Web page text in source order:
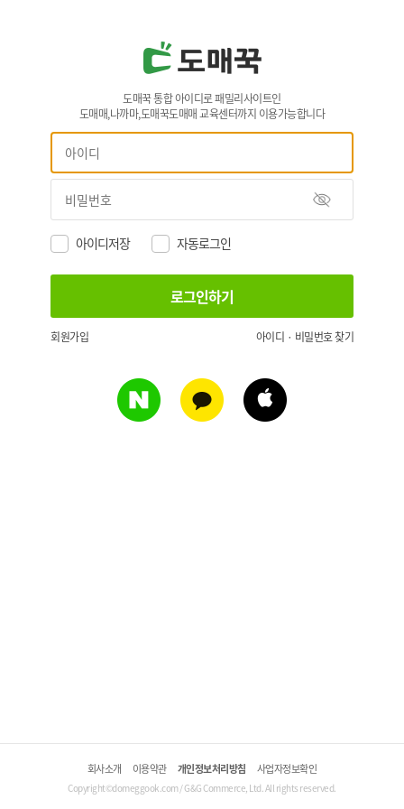
도매꾹 통합 아이디로 패밀리사이트인
도매매,나까마,도매꾹도매매 교육센터까지 이용가능합니다
아이디저장 자동로그인
회원가입 아이디 · 비밀번호 찾기
회사소개 이용약관 개인정보처리방침 사업자정보확인
Copyright©domeggook.com / G&G Commerce, Ltd. All rights reserved.